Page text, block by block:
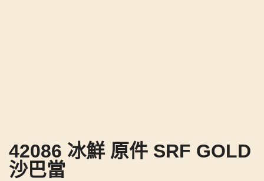
42086 冰鮮 原件 SRF GOLD
沙巴當